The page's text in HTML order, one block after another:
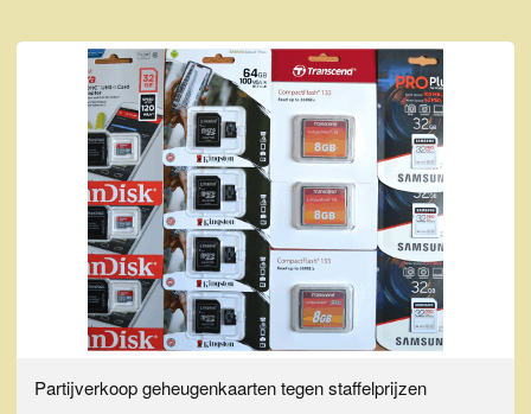
Partijverkoop geheugenkaarten tegen staffelprijzen